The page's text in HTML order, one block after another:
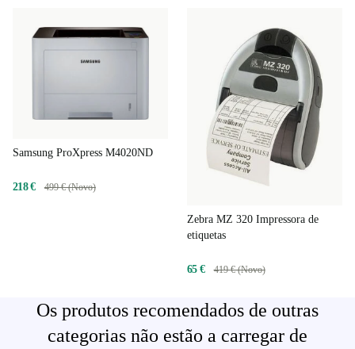
Samsung ProXpress M4020ND
218 € 499 € (Novo)
Zebra MZ 320 Impressora de
etiquetas
65 € 419 € (Novo)
Os produtos recomendados de outras
categorias não estão a carregar de